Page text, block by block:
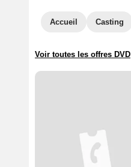
Accueil Casting
Voir toutes les offres DVD